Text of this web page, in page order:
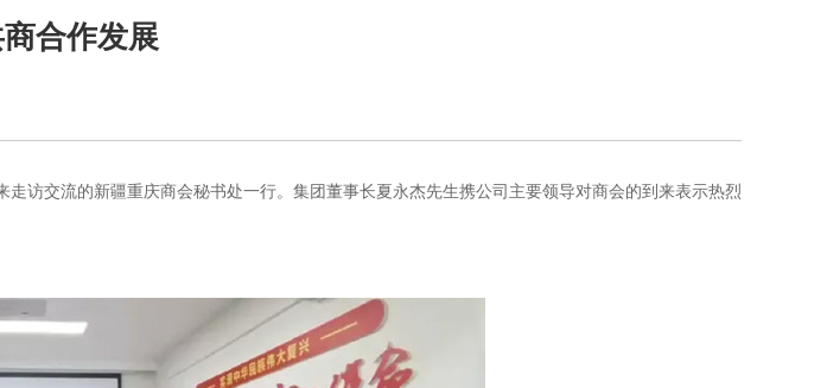
合作发展
访交流的新疆重庆商会秘书处一行。集团董事长夏永杰先生携公司主要领导对商会的到来表示热烈